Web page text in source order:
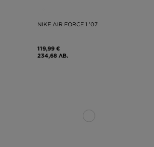
NIKE AIR FORCE 1 '07
119,99 €
234,68 ЛВ.